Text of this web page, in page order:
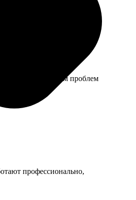
самим календарем проблем
профессионально,